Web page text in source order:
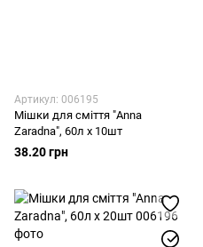
Артикул: 006195
Мішки для сміття "Anna
Zaradna", 60л х 10шт
38.20 грн